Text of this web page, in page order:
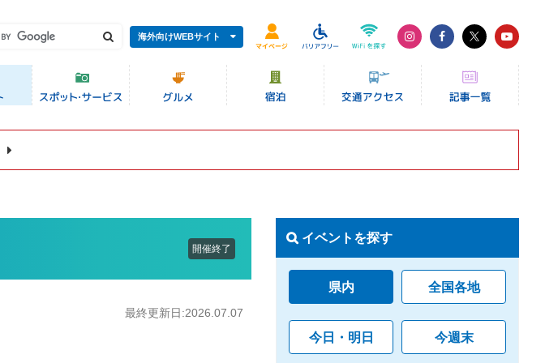
海外向けWEBサイト
開催終了
最終更新日:2026.07.07
イベントを探す
県内 全国各地
今日・明日 今週末